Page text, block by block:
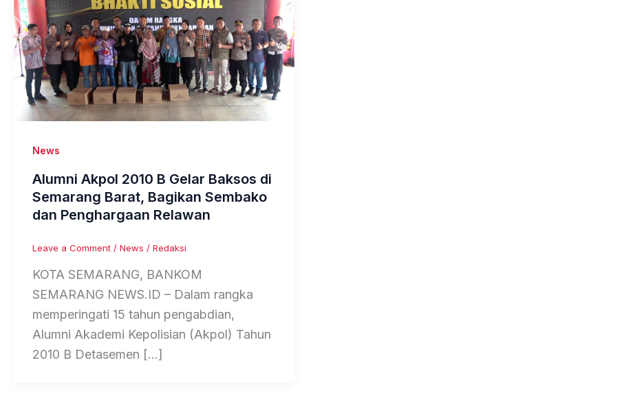
News
Alumni Akpol 2010 B Gelar Baksos di
Semarang Barat, Bagikan Sembako
dan Penghargaan Relawan
Leave a Comment / News / Redaksi
KOTA SEMARANG, BANKOM
SEMARANG NEWS.ID – Dalam rangka
memperingati 15 tahun pengabdian,
Alumni Akademi Kepolisian (Akpol) Tahun
2010 B Detasemen […]